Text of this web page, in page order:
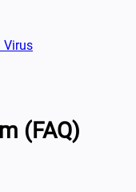
Virus
(FAQ)